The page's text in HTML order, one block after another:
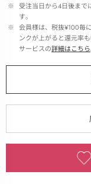
※ 受注当日から4日後まで
す。
※ 会員様は、税抜¥100毎
ンクが上がると還元率
サービスの詳細はこちら